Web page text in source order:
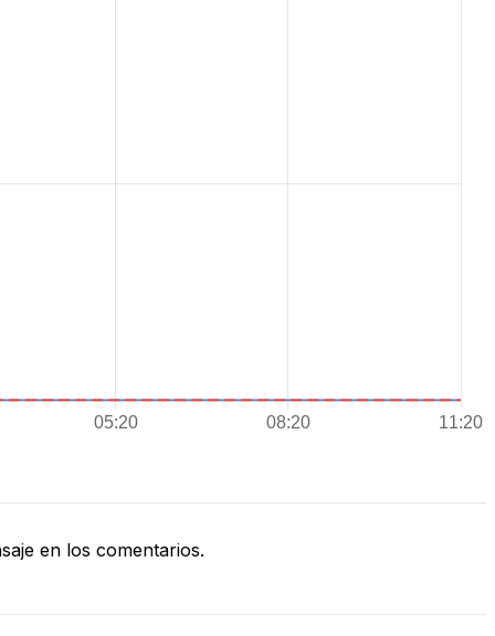
en los comentarios.